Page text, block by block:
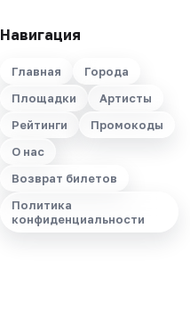
Навигация
Главная
Города
Площадки
Артисты
Рейтинги
Промокоды
О нас
Возврат билетов
Политика
конфиденциальности